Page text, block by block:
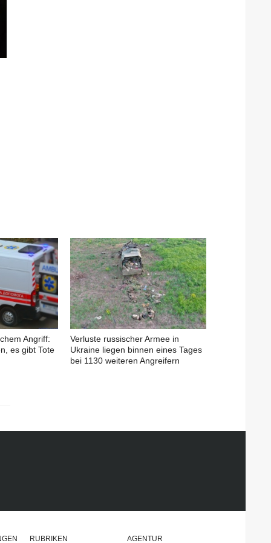
Angriff:
es gibt Tote
Verluste russischer Armee in
Ukraine liegen binnen eines Tages
bei 1130 weiteren Angreifern
RUBRIKEN AGENTUR